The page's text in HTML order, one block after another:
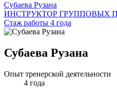
Субаева Рузана
ИНСТРУКТОР ГРУППОВЫХ
Стаж работы 4 года
Субаева Рузана
Опыт тренерской деятельности
4 года